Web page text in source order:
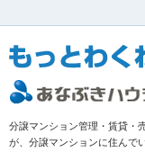
分譲マンション管理・賃貸・
が、分譲マンションに住んで